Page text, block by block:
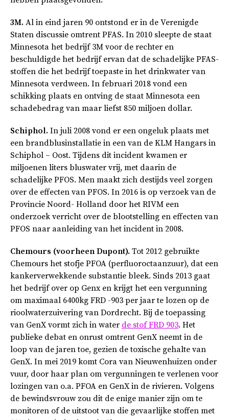
3M. Al in eind jaren 90 ontstond er in de Verenigde
Staten discussie omtrent PFAS. In 2010 sleepte de staat
Minnesota het bedrijf 3M voor de rechter en
beschuldigde het bedrijf ervan dat de schadelijke PFAS-
stoffen die het bedrijf toepaste in het drinkwater van
Minnesota verdween. In februari 2018 vond een
schikking plaats en ontving de staat Minnesota een
schadebedrag van maar liefst 850 miljoen dollar.
Schiphol. In juli 2008 vond er een ongeluk plaats met
een brandblusinstallatie in een van de KLM Hangars in
Schiphol – Oost. Tijdens dit incident kwamen er
miljoenen liters bluswater vrij, met daarin de
schadelijke PFOS. Men maakt zich destijds veel zorgen
over de effecten van PFOS. In 2016 is op verzoek van de
Provincie Noord- Holland door het RIVM een
onderzoek verricht over de blootstelling en effecten van
PFOS naar aanleiding van het incident in 2008.
Chemours (voorheen Dupont). Tot 2012 gebruikte
Chemours het stofje PFOA (perfluoroctaanzuur), dat een
kankerverwekkende substantie bleek. Sinds 2013 gaat
het bedrijf over op Genx en krijgt het een vergunning
om maximaal 6400kg FRD -903 per jaar te lozen op de
rioolwaterzuivering van Dordrecht. Bij de toepassing
van GenX vormt zich in water de stof FRD 903. Het
publieke debat en onrust omtrent GenX neemt in de
loop van de jaren toe, gezien de toxische gehalte van
GenX. In mei 2019 komt Cora van Nieuwenhuizen onder
vuur, door haar plan om vergunningen te verlenen voor
lozingen van o.a. PFOA en GenX in de rivieren. Volgens
de bewindsvrouw zou dit de enige manier zijn om te
monitoren of de uitstoot van die gevaarlijke stoffen met